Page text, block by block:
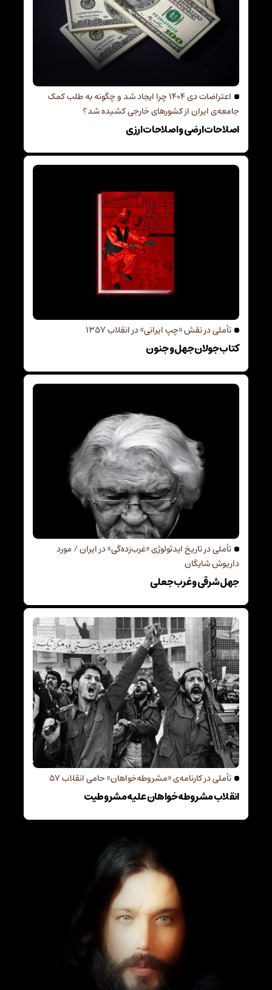
اعتراضات دی 1404 چرا ایجاد شد و چگونه به طلب کمک
جامعه‌ی ایران از کشورهای خارجی کشیده شد؟
اصلاحات ارضی و اصلاحات ارزی
تأملی در نقش «چپ ایرانی» در انقلاب 1357
کتاب جولان جهل و جنون
تأملی در تاریخ ایدئولوژی «غرب‌زده‌گی» در ایران / مورد
داریوش شایگان
جهل شرقی و غرب جعلی
تأملی در کارنامه‌ی «مشروطه‌خواهان» حامی انقلاب 57
انقلاب مشروطه‌خواهان علیه مشروطیت